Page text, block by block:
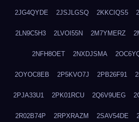
2JG4QYDE 2JSJLGSQ 2KKCIQS5
2LN9C5H3 2LVOI55N 2M7YMERZ
2NFH8OET 2NXDJSMA
2OYOC8EB 2P5KVO7J 2PB26F91
2PJA33U1 2PK01RCU 2Q6V9UEG
2R02B74P 2RPXRAZM 2SAV54DE